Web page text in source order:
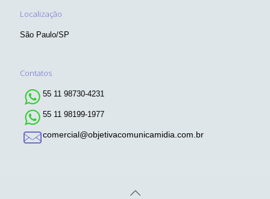
Localização
São Paulo/SP
Contatos
55 11 98730-4231
55 11 98199-1977
comercial@objetivacomunicamidia.com.br